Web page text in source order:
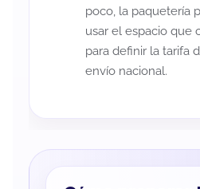
poco, la paquetería
usar el espacio que
para definir la tarifa
envío nacional.